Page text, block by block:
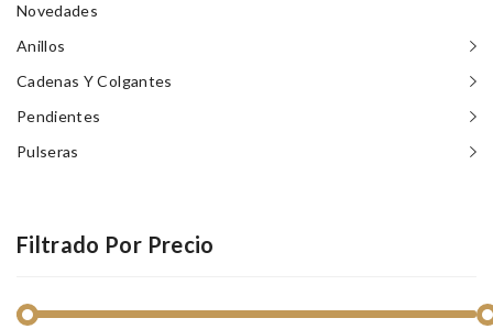
Novedades
Anillos
Cadenas Y Colgantes
Pendientes
Pulseras
Filtrado Por Precio